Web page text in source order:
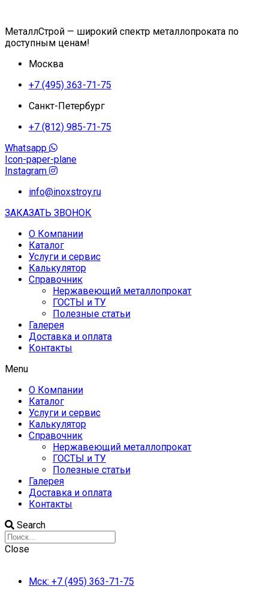
МеталлСтрой — широкий спектр металлопроката по
доступным ценам!
Москва
+7 (495) 363-71-75
Санкт-Петербург
+7 (812) 985-71-75
Whatsapp
Icon-paper-plane
Instagram
info@inoxstroy.ru
ЗАКАЗАТЬ ЗВОНОК
О Компании
Каталог
Услуги и сервис
Калькулятор
Справочник
Нержавеющий металлопрокат
ГОСТЫ и ТУ
Полезные статьи
Галерея
Доставка и оплата
Контакты
Menu
О Компании
Каталог
Услуги и сервис
Калькулятор
Справочник
Нержавеющий металлопрокат
ГОСТЫ и ТУ
Полезные статьи
Галерея
Доставка и оплата
Контакты
Search
Close
Мск: +7 (495) 363-71-75